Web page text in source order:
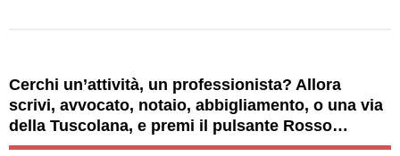
Cerchi un’attività, un professionista? Allora
scrivi, avvocato, notaio, abbigliamento, o una via
della Tuscolana, e premi il pulsante Rosso…